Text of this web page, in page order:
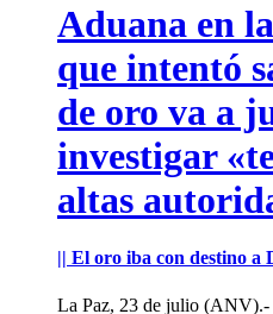
Aduana en
que intentó
de oro va a
investigar
altas
|| El oro iba con destino a
La Paz, 23 de julio (ANV).-